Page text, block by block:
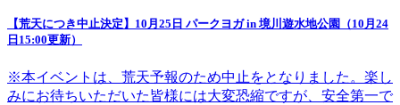
【荒天につき中止決定】10月25日 パークヨガ in 境川遊水地公園（10月24
日15:00更新）
※本イベントは、荒天予報のため中止をとなりました。楽し
みにお待ちいただいた皆様には大変恐縮ですが、安全第一で